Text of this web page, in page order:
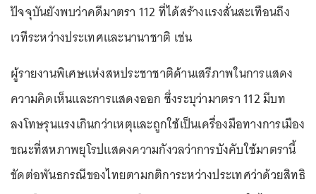
ปัจจุบันยังพบว่าคดีมาตรา 112 ที่ได้สร้างแรงสั่นสะเทือนถึง
เวทีระหว่างประเทศและนานาชาติ เช่น
ผู้รายงานพิเศษแห่งสหประชาชาติด้านเสรีภาพในการแสดง
ความคิดเห็นและการแสดงออก ซึ่งระบุว่ามาตรา 112 มีบท
ลงโทษรุนแรงเกินกว่าเหตุและถูกใช้เป็นเครื่องมือทางการเมือง
ขณะที่สหภาพยุโรปแสดงความกังวลว่าการบังคับใช้มาตรานี้
ขัดต่อพันธกรณีของไทยตามกติการะหว่างประเทศว่าด้วยสิทธิ